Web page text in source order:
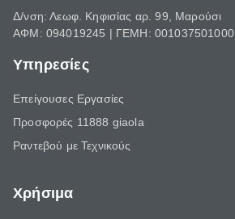
Δ/νση: Λεωφ. Κηφισίας αρ. 99, Μαρούσι
ΑΦΜ: 094019245 | ΓΕΜΗ: 001037501000
Υπηρεσίες
Επείγουσες Εργασίες
Προσφορές 11888 giaola
Ραντεβού με Τεχνικούς
Χρήσιμα